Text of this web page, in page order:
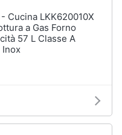
- Cucina LKK620010X
a Gas Forno
57 L Classe A
Inox